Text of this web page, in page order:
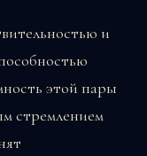
и
этой пары
стремлением